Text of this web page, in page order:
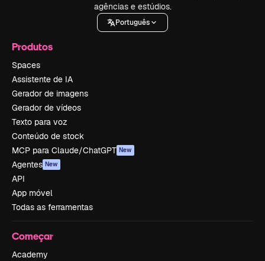
agências e estúdios.
Português
Produtos
Spaces
Assistente de IA
Gerador de imagens
Gerador de vídeos
Texto para voz
Conteúdo de stock
MCP para Claude/ChatGPT New
Agentes New
API
App móvel
Todas as ferramentas
Começar
Academy